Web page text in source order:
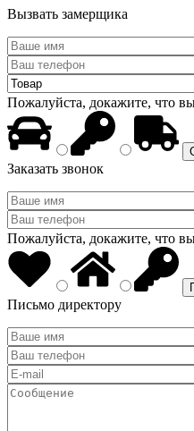
Вызвать замерщика
Пожалуйста, докажите, что
Заказать звонок
Пожалуйста, докажите, что
Письмо директору